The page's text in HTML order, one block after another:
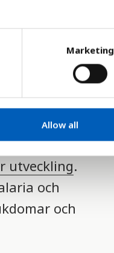
Marketing
Allow all
varje
effektiva
utveckling.
och
och